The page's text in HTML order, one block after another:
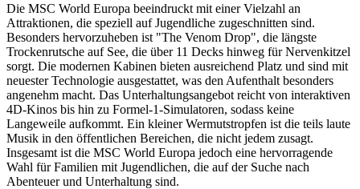
Die MSC World Europa beeindruckt mit einer Vielzahl an
Attraktionen, die speziell auf Jugendliche zugeschnitten sind.
Besonders hervorzuheben ist "The Venom Drop", die längste
Trockenrutsche auf See, die über 11 Decks hinweg für Nervenkitzel
sorgt. Die modernen Kabinen bieten ausreichend Platz und sind mit
neuester Technologie ausgestattet, was den Aufenthalt besonders
angenehm macht. Das Unterhaltungsangebot reicht von interaktiven
4D-Kinos bis hin zu Formel-1-Simulatoren, sodass keine
Langeweile aufkommt. Ein kleiner Wermutstropfen ist die teils laute
Musik in den öffentlichen Bereichen, die nicht jedem zusagt.
Insgesamt ist die MSC World Europa jedoch eine hervorragende
Wahl für Familien mit Jugendlichen, die auf der Suche nach
Abenteuer und Unterhaltung sind.